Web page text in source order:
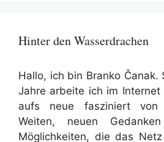
Hinter den Wasserdrachen
Hallo, ich bin Branko Čanak.
Jahre arbeite ich im
aufs neue fasziniert von
Weiten, neuen
Möglichkeiten, die das